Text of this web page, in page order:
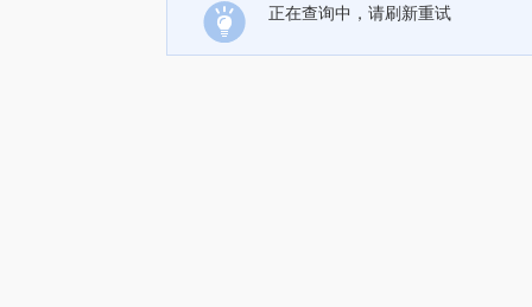
正在查询中，请刷新重试